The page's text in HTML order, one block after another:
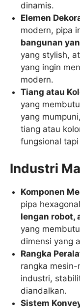
dinamis.
Elemen
modern, pipa
bangunan
yang stylish,
yang ingin
modern.
Tiang atau
yang
yang
tiang atau
fungsional
Industri
Komponen
pipa
lengan robot,
yang
dimensi yang
Rangka
rangka
industri,
diandalkan.
Sistem